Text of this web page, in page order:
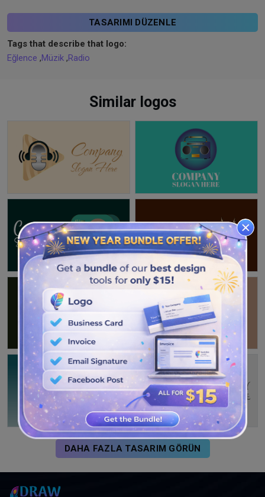
TASARIMI DÜZENLE
Tags that describe that logo:
Eğlence ,Müzik ,Radio
Similar logos
DAHA FAZLA TASARIM GÖRÜN